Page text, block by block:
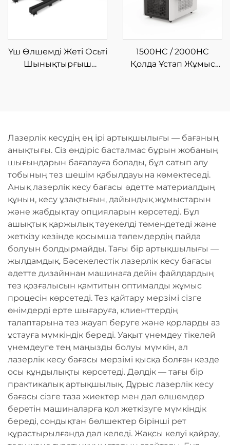
Үш Өлшемді Жеті Осьті
Шынықтырғыш
1500HC / 2000HC
Қолда Ұстап Жұмыс
Лазерлік кесудің ең ірі артықшылығы — бағаның
анықтығы. Сіз өндіріс басталмас бұрын жобаның
шығындарын бағалауға болады, бұл сатып алу
тобының тез шешім қабылдауына көмектеседі.
Анық лазерлік кесу бағасы әдетте материалдың
құнын, кесу ұзақтығын, дайындық жұмыстарын
және жабдықтау опцияларын көрсетеді. Бұл
ашықтық қаржылық тәуекелді төмендетеді және
жеткізу кезінде қосымша төлемдердің пайда
болуын болдырмайды. Тағы бір артықшылығы —
жылдамдық. Бәсекелестік лазерлік кесу бағасы
әдетте дизайннан машинаға дейін файлдардың
тез қозғалысын қамтитын оптималды жұмыс
процесін көрсетеді. Тез қайтару мерзімі сізге
өнімдерді ерте шығаруға, клиенттердің
талаптарына тез жауап беруге және қорларды аз
ұстауға мүмкіндік береді. Уақыт үнемдеу тікелей
үнемдеуге тең маңызды болуы мүмкін, ал
лазерлік кесу бағасы мерзімі қысқа болған кезде
осы құндылықты көрсетеді. Дәлдік — тағы бір
практикалық артықшылық. Дұрыс лазерлік кесу
бағасы сізге таза жиектер мен дәл өлшемдер
беретін машиналарға қол жеткізуге мүмкіндік
береді, сондықтан бөлшектер бірінші рет
құрастырылғанда дәл келеді. Жақсы келуі қайрау,